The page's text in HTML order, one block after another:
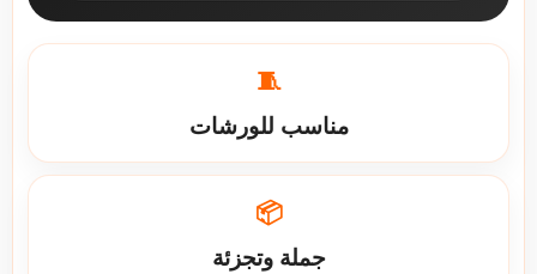
🧵
مناسب للورشات
📦
جملة وتجزئة